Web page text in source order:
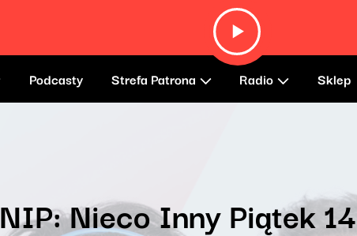
Podcasty Strefa Patrona Radio Sklep
NIP: Nieco Inny Piątek 14